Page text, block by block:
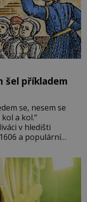
šel příkladem
se, nesem se
a kol.“
v hledišti
a populární
krále Jakuba I., jenž